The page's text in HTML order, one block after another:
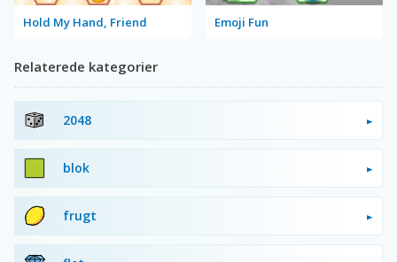
Hold My Hand, Friend Emoji Fun
Relaterede kategorier
2048
blok
frugt